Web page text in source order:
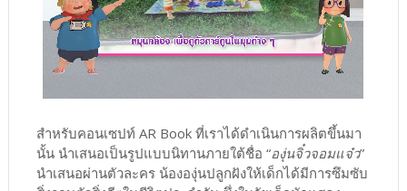
สำหรับคอนเซปท์ AR Book ที่เราได้ดำเนินการผลิตขึ้นมา
นั้น นำเสนอเป็นรูปแบบนิทานภายใต้ชื่อ “องุ่นจิ๋วจอมแจ๋ว”
นำเสนอผ่านตัวละคร น้ององุ่นปลูกฝังให้เด็กได้มีการซึมซับ